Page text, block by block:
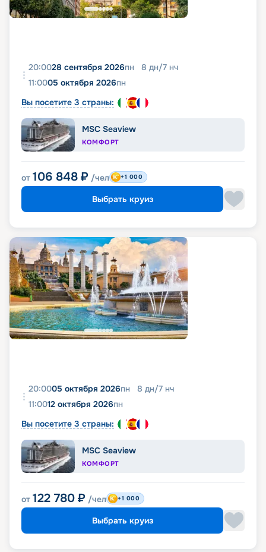
20:0028 сентября 2026пн 8 дн/7 нч
11:0005 октября 2026пн
Вы посетите 3 страны:
MSC Seaview
КОМФОРТ
от 106 848 ₽ /чел +1 000
Выбрать круиз
20:0005 октября 2026пн 8 дн/7 нч
11:0012 октября 2026пн
Вы посетите 3 страны:
MSC Seaview
КОМФОРТ
от 122 780 ₽ /чел +1 000
Выбрать круиз